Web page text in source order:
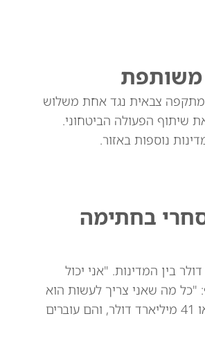
משותפת
מתקפה צבאית נגד אחת משלוש
הפעולה הביטחוני.
נוספות באזור.
בחתימה
מרומז על שוויץ בהקשר לגירעון המסחרי של 39 מיליארד דולר בין המדינות. "אני יכול
"כל מה שאני צריך לעשות הוא
לומר: אני לא רוצה את השעונים שלכם. אני לא רוצה את הסחורות שלכם. וכך אנחנו חוסכים 39 או 41 מיליארד דולר, והם עוברים